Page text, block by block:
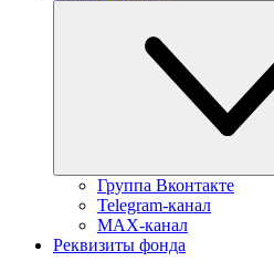
Группа Вконтакте
Telegram-канал
MAX-канал
Реквизиты фонда